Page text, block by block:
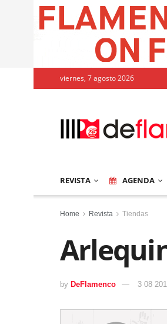
viernes, 7 agosto 2026
REVISTA AGENDA
Home Revista Tiendas
by DeFlamenco 3 08